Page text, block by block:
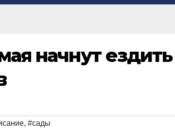
начнут ездить
, #сады